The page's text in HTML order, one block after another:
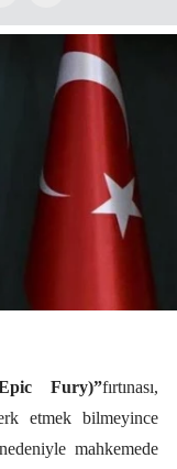
Fury)”fırtınası,
etmek bilmeyince
mahkemede